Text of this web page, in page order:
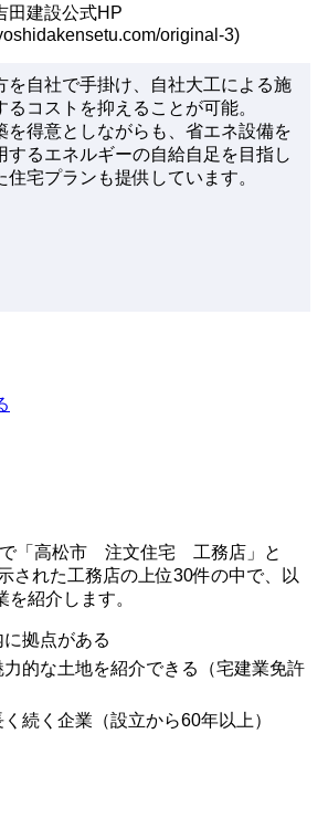
田建設公式HP
original-3)
自社で手掛け、
自社大工による施
るコストを抑えることが可能。
を得意としながらも、省エネ設備を
するエネルギーの自給自足 を目指し
宅プランも提供しています。
で「高松市 注文住宅 工務店」と
された工務店の上位30件の中で、以
紹介します。
拠点がある
力的な土地を紹介できる（宅建業免許
続く企業（設立から60年以上）